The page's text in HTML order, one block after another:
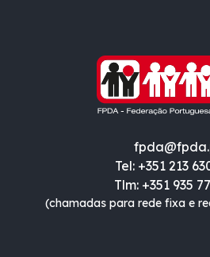
Tel: +351 213
Tlm: +351 935
(chamadas para rede fixa e